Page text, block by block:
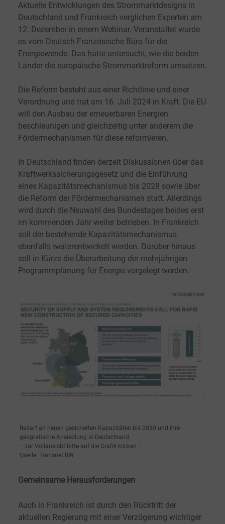
Aktuelle Entwicklungen des Strommarktdesigns in
Deutschland und Frankreich verglichen Experten am
12. Dezember in einem Webinar. Veranstaltet wurde
es vom Deutsch-Französische Büro für die
Energiewende. Das hatte untersucht, wie die beiden
Länder die europäische Strommarktreform umsetzen.
Die Reform besteht aus einer Richtlinie und einer
Verordnung und trat am 16. Juli 2024 in Kraft. Die EU
will den Ausbau der erneuerbaren Energien
beschleunigen und gleichzeitig unter anderem die
Fördermechanismen für diese reformieren.
In Deutschland finden derzeit Diskussionen über das
Kraftwerkssicherungsgesetz und die Einführung
eines Kapazitätsmechanismus bis 2028 sowie über
die Reform der Fördermechanismen statt. Allerdings
wird durch die Neuwahl des Bundestages beides erst
im kommenden Jahr weiter betrieben. In Frankreich
soll der bestehende Kapazitätsmechanismus
ebenfalls weiterentwickelt werden. Darüber hinaus
soll in Kürze die Überarbeitung der mehrjährigen
Programmplanung für Energie vorgelegt werden.
Bedarf an neuen gesicherten Kapazitäten bis 2030 und ihre
geografische Ansiedlung in Deutschland.
− zur Vollansicht bitte auf die Grafik klicken −
Quelle: Transnet BW
Gemeinsame Herausforderungen
Auch in Frankreich ist durch den Rücktritt der
aktuellen Regierung mit einer Verzögerung wichtiger